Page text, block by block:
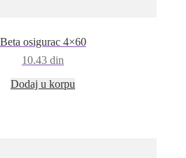
Beta osigurac 4×60
10.43 din
Dodaj u korpu